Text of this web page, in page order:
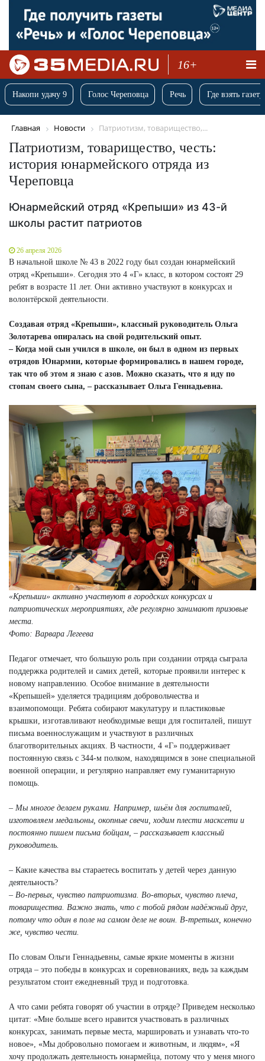
16+
Накопи удачу 9 Голос Череповца Речь Где взять
Главная Новости Патриотизм, товарищество,...
Патриотизм, товарищество, честь:
история юнармейского отряда из
Череповца
Юнармейский отряд «Крепыши» из 43-й
школы растит патриотов
26 апреля 2026
В начальной школе № 43 в 2022 году был создан юнармейский
отряд «Крепыши». Сегодня это 4 «Г» класс, в котором состоят 29
ребят в возрасте 11 лет. Они активно участвуют в конкурсах и
волонтёрской деятельности.
Создавая отряд «Крепыши», классный руководитель Ольга
Золотарева опиралась на свой родительский опыт.
– Когда мой сын учился в школе, он был в одном из первых
отрядов Юнармии, которые формировались в нашем городе,
так что об этом я знаю с азов. Можно сказать, что я иду по
стопам своего сына, – рассказывает Ольга Геннадьевна.
«Крепыши» активно участвуют в городских конкурсах и
патриотических мероприятиях, где регулярно занимают призовые
места.
Фото: Варвара Легеева
Педагог отмечает, что большую роль при создании отряда сыграла
поддержка родителей и самих детей, которые проявили интерес к
новому направлению. Особое внимание в деятельности
«Крепышей» уделяется традициям добровольчества и
взаимопомощи. Ребята собирают макулатуру и пластиковые
крышки, изготавливают необходимые вещи для госпиталей, пишут
письма военнослужащим и участвуют в различных
благотворительных акциях. В частности, 4 «Г» поддерживает
постоянную связь с 344-м полком, находящимся в зоне специальной
военной операции, и регулярно направляет ему гуманитарную
помощь.
– Мы многое делаем руками. Например, шьём для госпиталей,
изготовляем медальоны, окопные свечи, ходим плести масксети и
постоянно пишем письма бойцам, – рассказывает классный
руководитель.
– Какие качества вы стараетесь воспитать у детей через данную
деятельность?
– Во-первых, чувство патриотизма. Во-вторых, чувство плеча,
товарищества. Важно знать, что с тобой рядом надёжный друг,
потому что один в поле на самом деле не воин. В-третьих, конечно
же, чувство чести.
По словам Ольги Геннадьевны, самые яркие моменты в жизни
отряда – это победы в конкурсах и соревнованиях, ведь за каждым
результатом стоит ежедневный труд и подготовка.
А что сами ребята говорят об участии в отряде? Приведем несколько
цитат: «Мне больше всего нравится участвовать в различных
конкурсах, занимать первые места, маршировать и узнавать что-то
новое», «Мы добровольно помогаем и животным, и людям», «Я
хочу продолжать деятельность юнармейца, потому что у меня много